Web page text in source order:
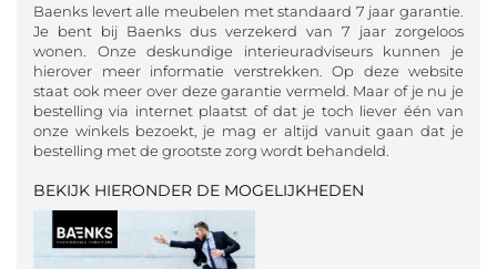
Baenks levert alle meubelen met standaard 7 jaar garantie.
Je bent bij Baenks dus verzekerd van 7 jaar zorgeloos
wonen. Onze deskundige interieuradviseurs kunnen je
hierover meer informatie verstrekken. Op deze website
staat ook meer over deze garantie vermeld. Maar of je nu je
bestelling via internet plaatst of dat je toch liever één van
onze winkels bezoekt, je mag er altijd vanuit gaan dat je
bestelling met de grootste zorg wordt behandeld.
BEKIJK HIERONDER DE MOGELIJKHEDEN